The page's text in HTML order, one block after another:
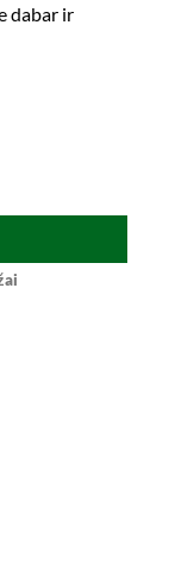
dabar ir